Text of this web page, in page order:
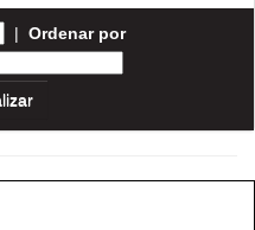
| Ordenar por